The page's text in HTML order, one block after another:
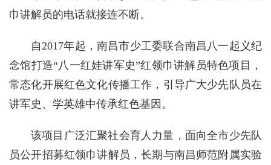
巾讲解员的电话就接连不断。
自2017年起，南昌市少工委联合南昌八一起义纪
念馆打造“八一红娃讲军史”红领巾讲解员特色项目，
常态化开展红色文化传播工作，引导广大少先队员在
讲军史、学英雄中传承红色基因。
该项目广泛汇聚社会育人力量，面向全市少先队
员公开招募红领巾讲解员，长期与南昌师范附属实验